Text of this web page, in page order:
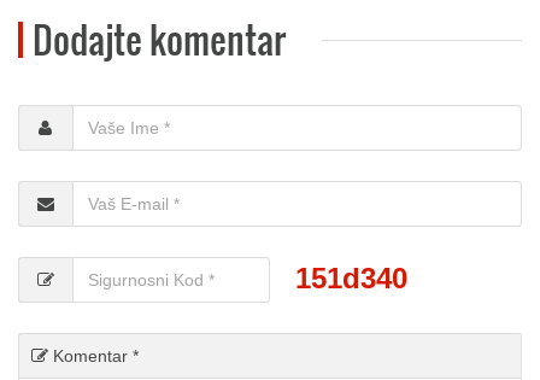
Dodajte komentar
151d340
Komentar *